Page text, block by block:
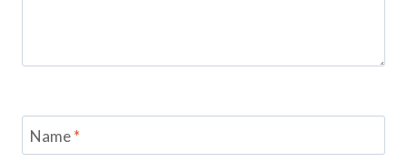
Name*